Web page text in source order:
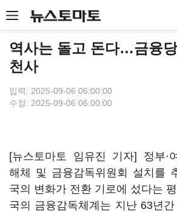
역사는 돌고 돈다…금융
천사
입력: 2025-09-06 06:00:00
수정: 2025-09-06 06:00:00
[뉴스토마토 임유진 기자] 정부·
해체 및 금융감독위원회 설치를
국의 변화가 전환 기로에 섰다는
국의 금융감독체계는 지난 63년